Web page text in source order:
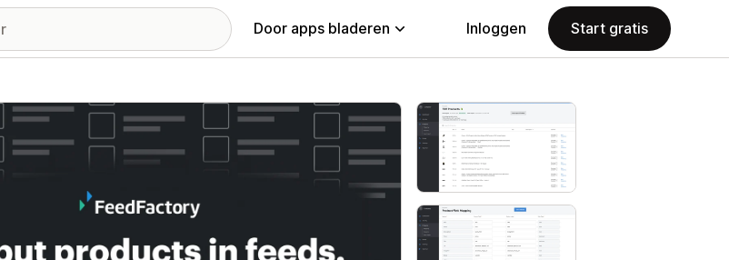
Door apps bladeren Inloggen Start gratis
afbeeldingen